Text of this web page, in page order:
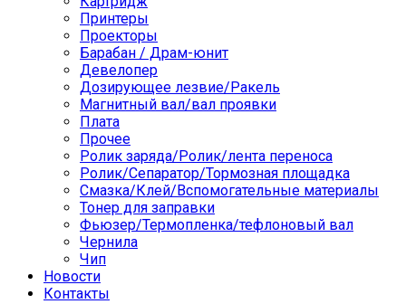
Принтеры
Проекторы
Барабан / Драм-юнит
Девелопер
Дозирующее лезвие/Ракель
Магнитный вал/вал проявки
Плата
Прочее
Ролик заряда/Ролик/лента переноса
Ролик/Сепаратор/Тормозная площадка
Смазка/Клей/Вспомогательные материалы
Тонер для заправки
Фьюзер/Термопленка/тефлоновый вал
Чернила
Чип
Новости
Контакты